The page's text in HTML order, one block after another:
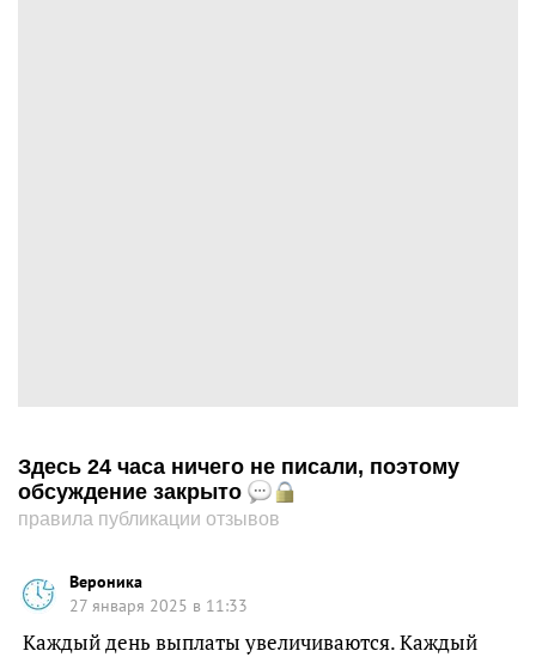
Здесь 24 часа ничего не писали, поэтому
обсуждение закрыто
правила публикации отзывов
Вероника
27 января 2025 в 11:33
Каждый день выплаты увеличиваются. Каждый